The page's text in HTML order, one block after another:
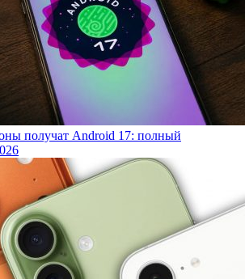
получат Android 17: полный